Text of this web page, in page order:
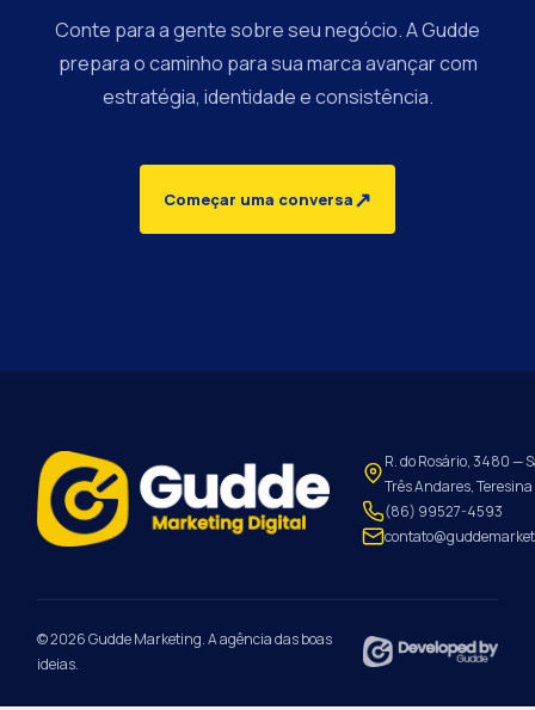
Conte para a gente sobre seu negócio. A Gudde
prepara o caminho para sua marca avançar com
estratégia, identidade e consistência.
Começar uma conversa↗
R. do Rosário, 3480 —
Três Andares,
(86) 99527-4593
© 2026 Gudde Marketing. A agência das boas
ideias.